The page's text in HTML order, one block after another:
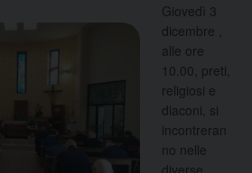
Giovedì 3
dicembre ,
alle ore
10.00, preti,
religiosi e
diaconi, si
incontreran
no nelle
diverse